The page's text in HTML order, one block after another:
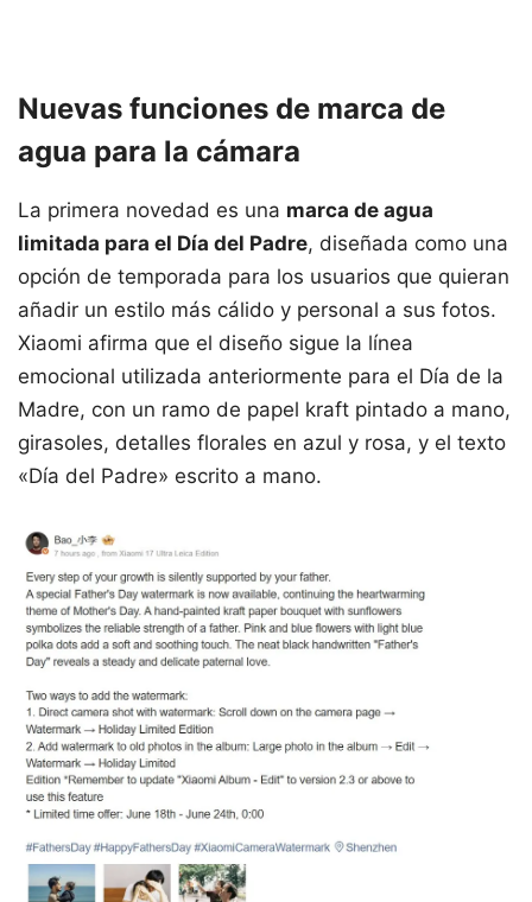
Nuevas funciones de marca de
agua para la cámara
La primera novedad es una marca de agua
limitada para el Día del Padre, diseñada como una
opción de temporada para los usuarios que quieran
añadir un estilo más cálido y personal a sus fotos.
Xiaomi afirma que el diseño sigue la línea
emocional utilizada anteriormente para el Día de la
Madre, con un ramo de papel kraft pintado a mano,
girasoles, detalles florales en azul y rosa, y el texto
«Día del Padre» escrito a mano.